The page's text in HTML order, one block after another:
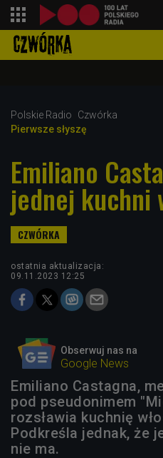
Polskie Radio
Czwórka
Pierwsze słyszę
Emiliano
jednej kuchni
ostatnia aktualizacja:
09.11.2023 12:25
Obserwuj nas na
Google News
Emiliano Castagna,
pod pseudonimem
rozsławia kuchnię
Podkreśla jednak, że
nie ma.